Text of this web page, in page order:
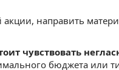
направить
чувствовать
бюджета или